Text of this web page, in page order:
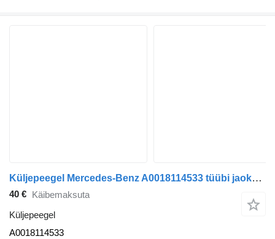
Küljepeegel Mercedes-Benz A0018114533 tüübi jaoks bussi Mercedes-Benz Intouro
40 €
Käibemaksuta
Küljepeegel
A0018114533